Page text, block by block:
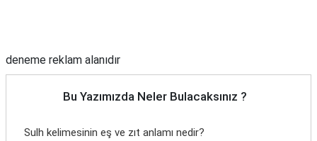
deneme reklam alanıdır
Bu Yazımızda Neler Bulacaksınız ?
Sulh kelimesinin eş ve zıt anlamı nedir?